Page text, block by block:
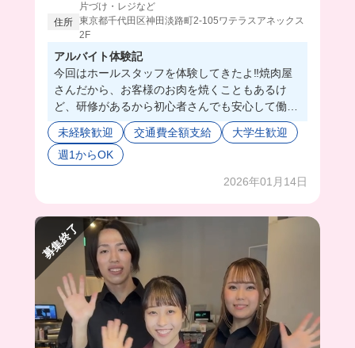
片づけ・レジなど
住所 東京都千代田区神田淡路町2-105ワテラスアネックス
2F
アルバイト体験記
今回はホールスタッフを体験してきたよ‼️焼肉屋
さんだから、お客様のお肉を焼くこともあるけ
ど、研修があるから初心者さんでも安心して働け
ちゃう🥺💖
しかも働いてすぐはグランドメニューが一通り食
べれちゃうの最高すぎる🫶🏻
未経験歓迎 交通費全額支給
大学生歓迎
週1からOK
2026年01月14日
募集終了